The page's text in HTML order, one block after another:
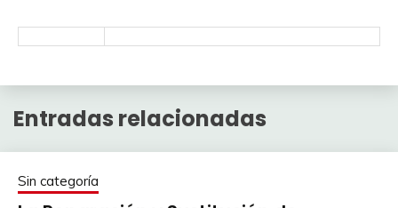
Entradas relacionadas
Sin categoría